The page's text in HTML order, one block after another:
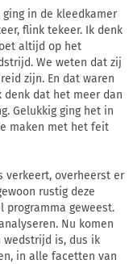
in de kleedkamer
flink tekeer. Ik denk
altijd op het
We weten dat zij
zijn. En dat waren
dat het meer dan
Gelukkig ging het in
maken met het feit
verkeert, overheerst er
rustig deze
programma geweest.
Nu komen
wedstrijd is, dus ik
in alle facetten van